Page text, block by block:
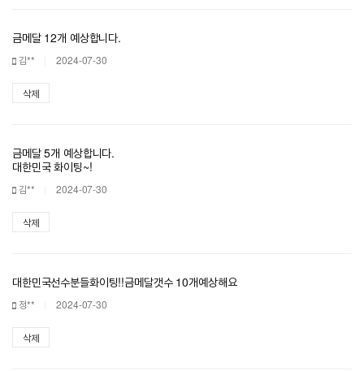
금메달 12개 예상합니다.
김** 2024-07-30
삭제
금메달 5개 예상합니다.
대한민국 화이팅~!
김** 2024-07-30
삭제
대한민국선수분들화이팅!!금메달갯수 10개예상해요
정** 2024-07-30
삭제